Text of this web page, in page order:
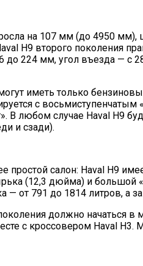
на 107 мм (до 4950
H9 второго поколения
224 мм, угол въезда — с
иметь только
с
В любом случае Haval H9
и сзади).
салон: Haval H9
(12,3 дюйма) и
от 791 до 1814 литров, а
должно начаться
с кроссовером Haval